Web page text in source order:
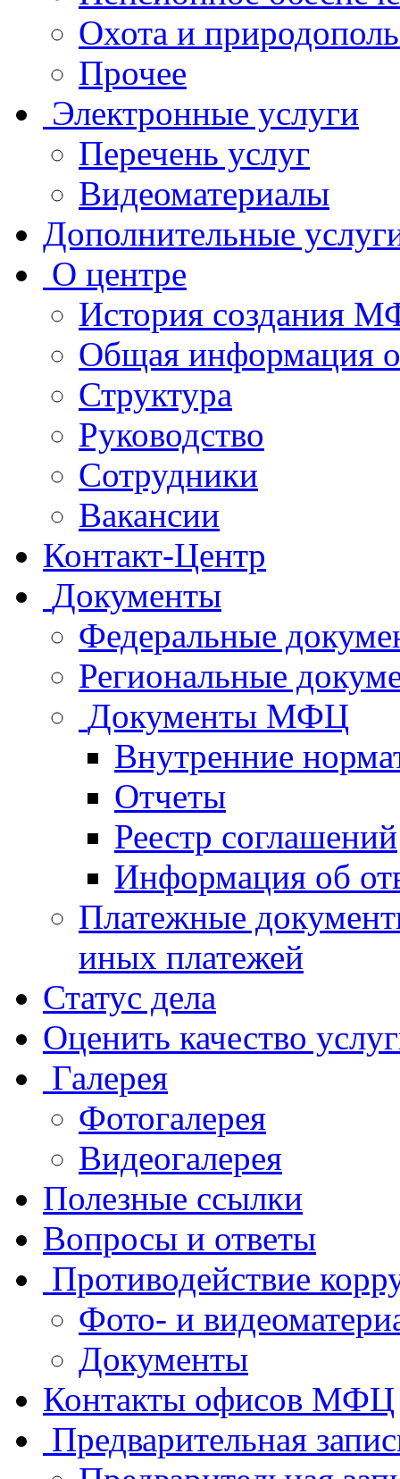
Охота и
Прочее
Электронные услуги
Перечень услуг
Видеоматериалы
Дополнительные
О центре
История создания
Общая
Структура
Руководство
Сотрудники
Вакансии
Контакт-Центр
Документы
Федеральные
Региональные
Документы МФЦ
Внутренние
Отчеты
Реестр соглашений
Информация об
Платежные
иных платежей
Статус дела
Оценить качество
Галерея
Фотогалерея
Видеогалерея
Полезные ссылки
Вопросы и ответы
Противодействие
Фото- и
Документы
Контакты офисов МФЦ
Предварительная